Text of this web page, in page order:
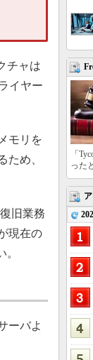
チャは
イヤー
モリを
ため、
旧業務
現在の
ーバよ
「
った